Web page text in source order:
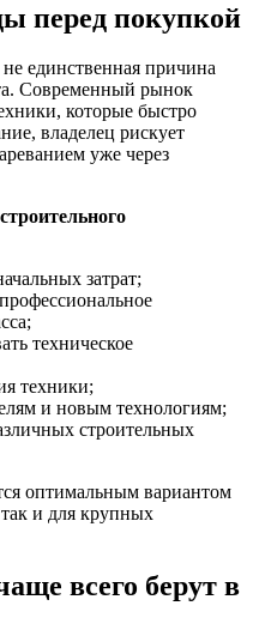
перед покупкой
единственная причина
Современный рынок
которые быстро
владелец рискует
уже через
затрат;
техническое
техники;
и новым технологиям;
строительных
оптимальным вариантом
и для крупных
всего берут в